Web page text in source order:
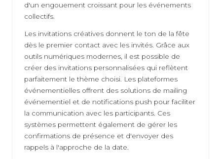
d'un engouement croissant pour les événements
collectifs.
Les invitations créatives donnent le ton de la fête
dès le premier contact avec les invités. Grâce aux
outils numériques modernes, il est possible de
créer des invitations personnalisées qui reflètent
parfaitement le thème choisi. Les plateformes
événementielles offrent des solutions de mailing
événementiel et de notifications push pour faciliter
la communication avec les participants. Ces
systèmes permettent également de gérer les
confirmations de présence et d'envoyer des
rappels à l'approche de la date.